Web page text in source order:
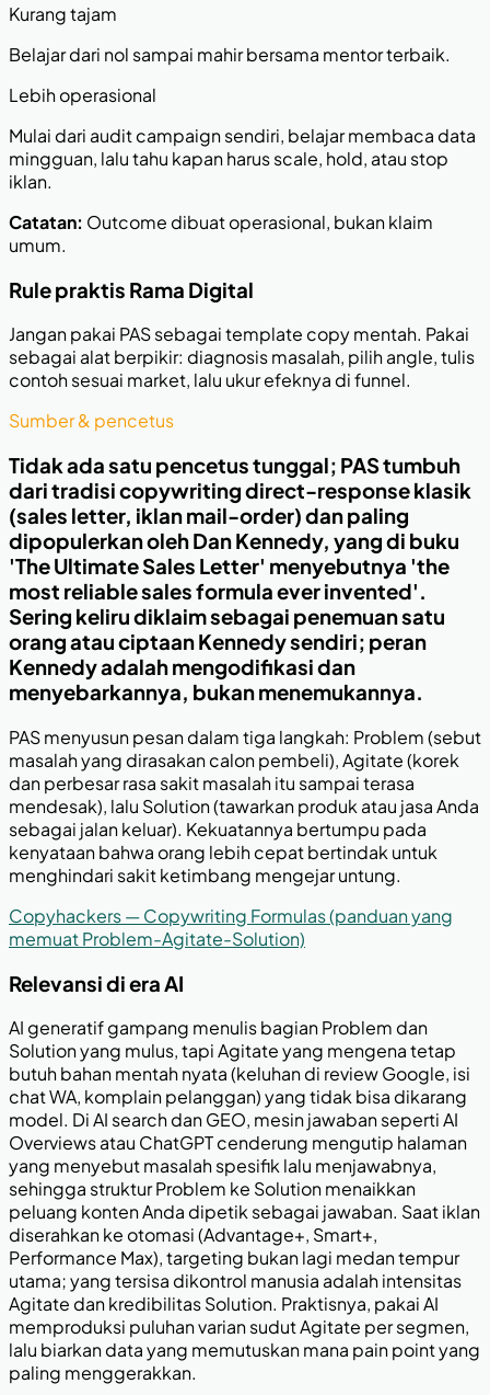
Kurang tajam
Belajar dari nol sampai mahir bersama mentor terbaik.
Lebih operasional
Mulai dari audit campaign sendiri, belajar membaca data
mingguan, lalu tahu kapan harus scale, hold, atau stop
iklan.
Catatan: Outcome dibuat operasional, bukan klaim
umum.
Rule praktis Rama Digital
Jangan pakai PAS sebagai template copy mentah. Pakai
sebagai alat berpikir: diagnosis masalah, pilih angle, tulis
contoh sesuai market, lalu ukur efeknya di funnel.
Sumber & pencetus
Tidak ada satu pencetus tunggal; PAS tumbuh
dari tradisi copywriting direct-response klasik
(sales letter, iklan mail-order) dan paling
dipopulerkan oleh Dan Kennedy, yang di buku
'The Ultimate Sales Letter' menyebutnya 'the
most reliable sales formula ever invented'.
Sering keliru diklaim sebagai penemuan satu
orang atau ciptaan Kennedy sendiri; peran
Kennedy adalah mengodifikasi dan
menyebarkannya, bukan menemukannya.
PAS menyusun pesan dalam tiga langkah: Problem (sebut
masalah yang dirasakan calon pembeli), Agitate (korek
dan perbesar rasa sakit masalah itu sampai terasa
mendesak), lalu Solution (tawarkan produk atau jasa Anda
sebagai jalan keluar). Kekuatannya bertumpu pada
kenyataan bahwa orang lebih cepat bertindak untuk
menghindari sakit ketimbang mengejar untung.
Copyhackers — Copywriting Formulas (panduan yang
memuat Problem-Agitate-Solution)
Relevansi di era AI
AI generatif gampang menulis bagian Problem dan
Solution yang mulus, tapi Agitate yang mengena tetap
butuh bahan mentah nyata (keluhan di review Google, isi
chat WA, komplain pelanggan) yang tidak bisa dikarang
model. Di AI search dan GEO, mesin jawaban seperti AI
Overviews atau ChatGPT cenderung mengutip halaman
yang menyebut masalah spesifik lalu menjawabnya,
sehingga struktur Problem ke Solution menaikkan
peluang konten Anda dipetik sebagai jawaban. Saat iklan
diserahkan ke otomasi (Advantage+, Smart+,
Performance Max), targeting bukan lagi medan tempur
utama; yang tersisa dikontrol manusia adalah intensitas
Agitate dan kredibilitas Solution. Praktisnya, pakai AI
memproduksi puluhan varian sudut Agitate per segmen,
lalu biarkan data yang memutuskan mana pain point yang
paling menggerakkan.